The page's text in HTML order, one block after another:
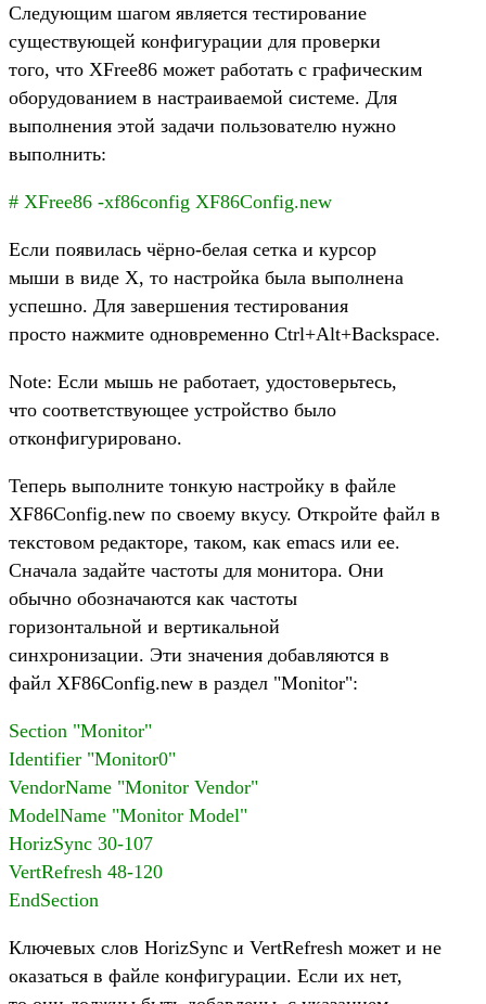
Следующим шагом является тестирование
существующей конфигурации для проверки
того, что XFree86 может работать с графическим
оборудованием в настраиваемой системе. Для
выполнения этой задачи пользователю нужно
выполнить:
# XFree86 -xf86config XF86Config.new
Если появилась чёрно-белая сетка и курсор
мыши в виде X, то настройка была выполнена
успешно. Для завершения тестирования
просто нажмите одновременно Ctrl+Alt+Backspace.
Note: Если мышь не работает, удостоверьтесь,
что соответствующее устройство было
отконфигурировано.
Теперь выполните тонкую настройку в файле
XF86Config.new по своему вкусу. Откройте файл в
текстовом редакторе, таком, как emacs или ee.
Сначала задайте частоты для монитора. Они
обычно обозначаются как частоты
горизонтальной и вертикальной
синхронизации. Эти значения добавляются в
файл XF86Config.new в раздел "Monitor":
Section "Monitor"
Identifier "Monitor0"
VendorName "Monitor Vendor"
ModelName "Monitor Model"
HorizSync 30-107
VertRefresh 48-120
EndSection
Ключевых слов HorizSync и VertRefresh может и не
оказаться в файле конфигурации. Если их нет,